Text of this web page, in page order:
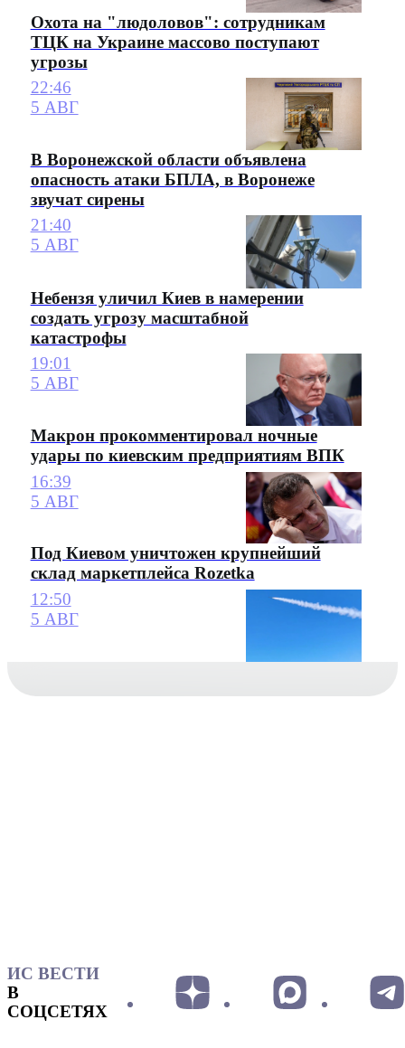
Охота на "людоловов": сотрудникам
ТЦК на Украине массово поступают
угрозы
22:46
5 АВГ
В Воронежской области объявлена
опасность атаки БПЛА, в Воронеже
звучат сирены
21:40
5 АВГ
Небензя уличил Киев в намерении
создать угрозу масштабной
катастрофы
19:01
5 АВГ
Макрон прокомментировал ночные
удары по киевским предприятиям ВПК
16:39
5 АВГ
Под Киевом уничтожен крупнейший
склад маркетплейса Rozetka
12:50
5 АВГ
ИС ВЕСТИ
В
СОЦСЕТЯХ